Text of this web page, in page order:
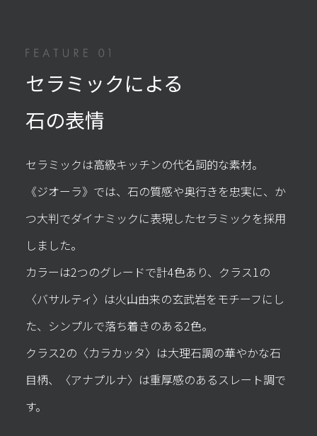
セラミックによる
石の表情
セラミックは高級キッチンの代名詞的な素材。
《ジオーラ》では、石の質感や奥行きを忠実に、か
つ大判でダイナミックに表現したセラミックを採用
しました。
カラーは2つのグレードで計4色あり、クラス1の
〈バサルティ〉は火山由来の玄武岩をモチーフにし
た、シンプルで落ち着きのある2色。
クラス2の〈カラカッタ〉は大理石調の華やかな石
目柄、〈アナプルナ〉は重厚感のあるスレート調で
す。